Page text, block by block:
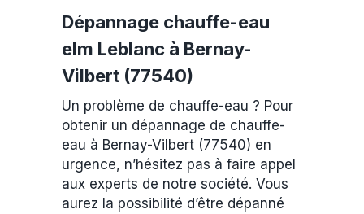
Dépannage chauffe-eau
elm Leblanc à Bernay-
Vilbert (77540)
Un problème de chauffe-eau ? Pour
obtenir un dépannage de chauffe-
eau à Bernay-Vilbert (77540) en
urgence, n’hésitez pas à faire appel
aux experts de notre société. Vous
aurez la possibilité d’être dépanné